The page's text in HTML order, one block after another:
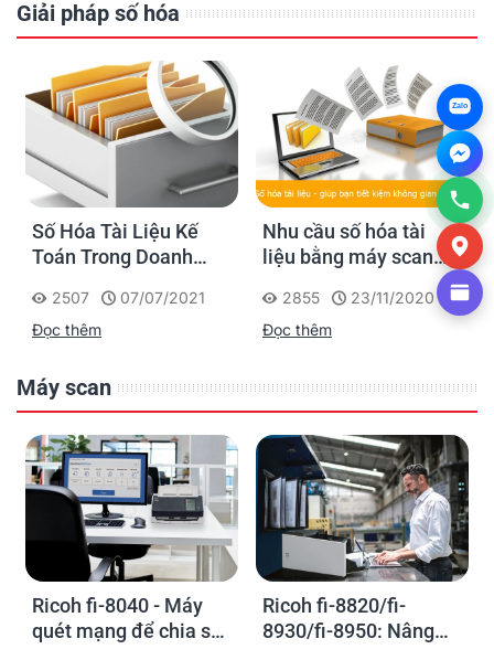
Giải pháp số hóa
Số Hóa Tài Liệu Kế
Toán Trong Doanh
2507
07/07/2021
Đọc thêm
Nhu cầu số hóa tài
liệu bằng máy scan
2855
23/11/2020
Đọc thêm
Máy scan
Ricoh fi-8040 - Máy
quét mạng để chia sẻ
Ricoh fi-8820/fi-
8930/fi-8950: Nâng
Zalo